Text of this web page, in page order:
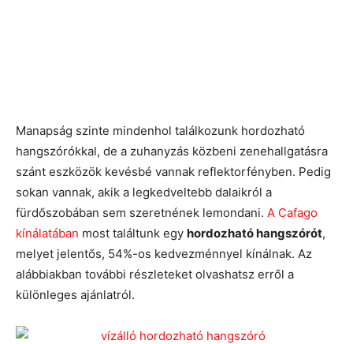
Manapság szinte mindenhol találkozunk hordozható
hangszórókkal, de a zuhanyzás közbeni zenehallgatásra
szánt eszközök kevésbé vannak reflektorfényben. Pedig
sokan vannak, akik a legkedveltebb dalaikról a
fürdőszobában sem szeretnének lemondani. A Cafago
kínálatában most találtunk egy hordozható hangszórót,
melyet jelentős, 54%-os kedvezménnyel kínálnak. Az
alábbiakban további részleteket olvashatsz erről a
különleges ajánlatról.